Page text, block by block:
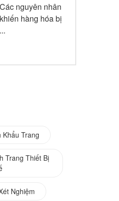
Các nguyên nhân
khiến hàng hóa bị
...
Khẩu Trang
Trang Thiết Bị
Nghiệm